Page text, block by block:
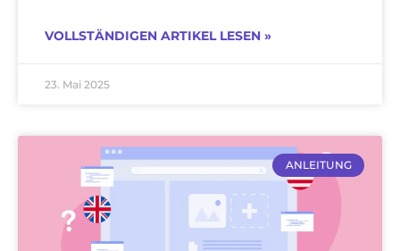
VOLLSTÄNDIGEN ARTIKEL LESEN »
23. Mai 2025
ANLEITUNG